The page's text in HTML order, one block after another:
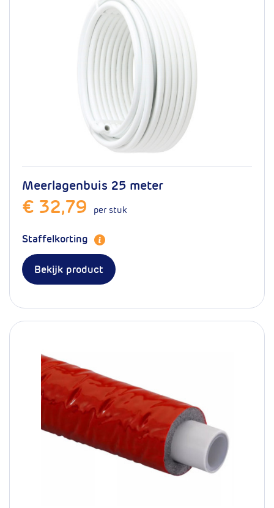
Meerlagenbuis 25 meter
€ 32,79 per stuk
Staffelkorting
Bekijk product